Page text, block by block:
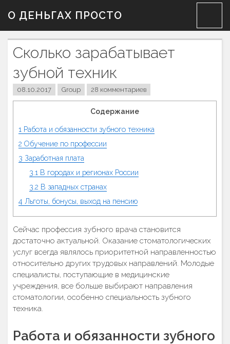
О ДЕНЬГАХ ПРОСТО
Сколько зарабатывает
зубной техник
08.10.2017 Group 28 комментариев
Содержание
1 Работа и обязанности зубного техника
2 Обучение по профессии
3 Заработная плата
3.1 В городах и регионах России
3.2 В западных странах
4 Льготы, бонусы, выход на пенсию
Сейчас профессия зубного врача становится
достаточно актуальной. Оказание стоматологических
услуг всегда являлось приоритетной направленностью
относительно других трудовых направлений. Молодые
специалисты, поступающие в медицинские
учреждения, все больше выбирают направления
стоматологии, особенно специальность зубного
техника.
Работа и обязанности зубного